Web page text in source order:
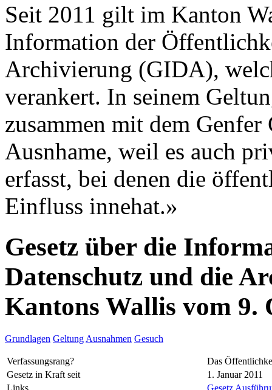
Seit 2011 gilt im Kanton
Information der
Archivierung (GIDA),
verankert. In seinem
zusammen mit dem Genfer
Ausnhame, weil es auch
erfasst, bei denen die
Einfluss innehat.»
Gesetz über die
Datenschutz und die
Kantons Wallis vom 9.
Grundlagen Geltung Ausnahmen Gesuch
Verfassungsrang?
Das
Gesetz in Kraft seit
1. Januar 2011
Links
Gesetz